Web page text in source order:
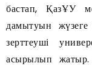
бастап, ҚазҰУ
дамытуын
зерттеуші
асырылып жатыр.